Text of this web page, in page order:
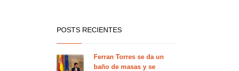
POSTS RECIENTES
Ferran Torres se da un
baño de masas y se